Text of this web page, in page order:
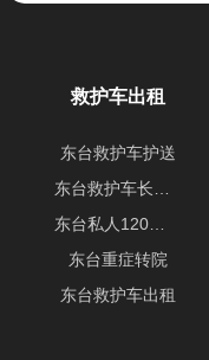
救护车出租
东台救护车护送
东台重症转院
东台救护车出租